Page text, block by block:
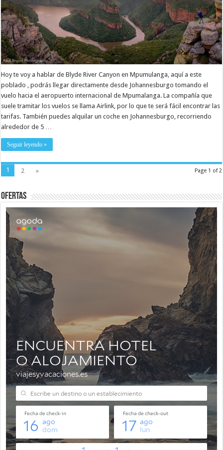
Hoy te voy a hablar de Blyde River Canyon en Mpumulanga, aquí a este
poblado , podrás llegar directamente desde Johannesburgo tomando el
vuelo hacia el aeropuerto internacional de Mpumalanga. La compañía que
suele tramitar los vuelos se llama Airlink, por lo que te será fácil encontrar las
tarifas. También puedes alquilar un coche en Johannesburgo, recorriendo
alrededor de 5 …
Seguir leyendo »
Page 1 of 2
1 2 »
Ofertas